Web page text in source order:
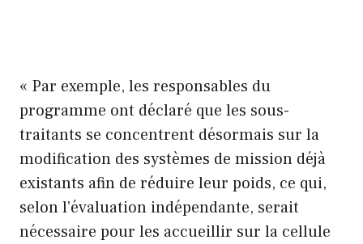
« Par exemple, les responsables du
programme ont déclaré que les sous-
traitants se concentrent désormais sur la
modification des systèmes de mission déjà
existants afin de réduire leur poids, ce qui,
selon l’évaluation indépendante, serait
nécessaire pour les accueillir sur la cellule